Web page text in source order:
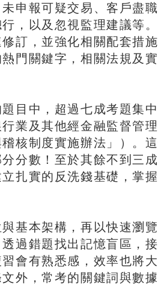
申報可疑交易、客戶盡
，以及忽視監理建議等
訂，並強化相關配套措
門關鍵字，相關法規及
目中，超過七成考題集
業及其他經金融監督管
核制度實施辦法」）。
分數！至於其餘不到三成
扎實的反洗錢基礎，掌
基本架構，再以快速瀏
過錯題找出記憶盲區，
會有熟悉感，效率也將大
外，常考的關鍵詞與數